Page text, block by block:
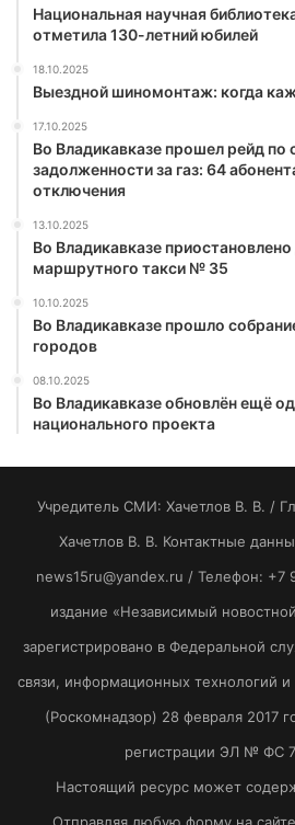
Национальная научная
отметила 130-летний юбилей
18.10.2025
Выездной шиномонтаж: когда
17.10.2025
Во Владикавказе прошел рейд по
задолженности за газ: 64
отключения
13.10.2025
Во Владикавказе
маршрутного такси № 35
10.10.2025
Во Владикавказе прошло
городов
08.10.2025
Во Владикавказе обновлён ещё
национального проекта
Учредитель СМИ: Хaчeтлoв B. B. /
Хaчeтлoв B. B. Контактные
news15ru@yandex.ru / Телефон: +7
издание «Независимый
зарегистрировано в Федеральной
связи, информационных технологий
(Роскомнадзор) 28 февраля 2017
регистрации ЭЛ № ФС
Настоящий ресурс может